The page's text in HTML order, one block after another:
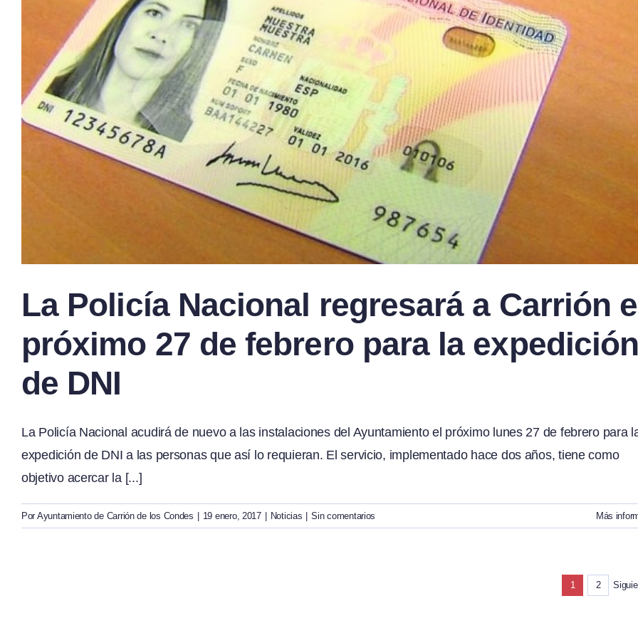
La Policía Nacional regresará a Carrión
próximo 27 de febrero para la
de DNI
La Policía Nacional acudirá de nuevo a las instalaciones del Ayuntamiento el próximo lunes 27 de febrero para
expedición de DNI a las personas que así lo requieran. El servicio, implementado hace dos años, tiene como
objetivo acercar la [...]
Por Ayuntamiento de Carrión de los Condes 19 enero, 2017 Noticias Sin comentarios Más
1 2